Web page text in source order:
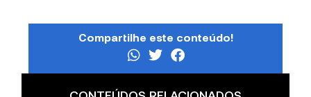
Compartilhe este conteúdo!